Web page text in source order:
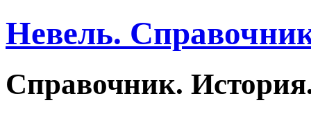
Невель.
Справочник.